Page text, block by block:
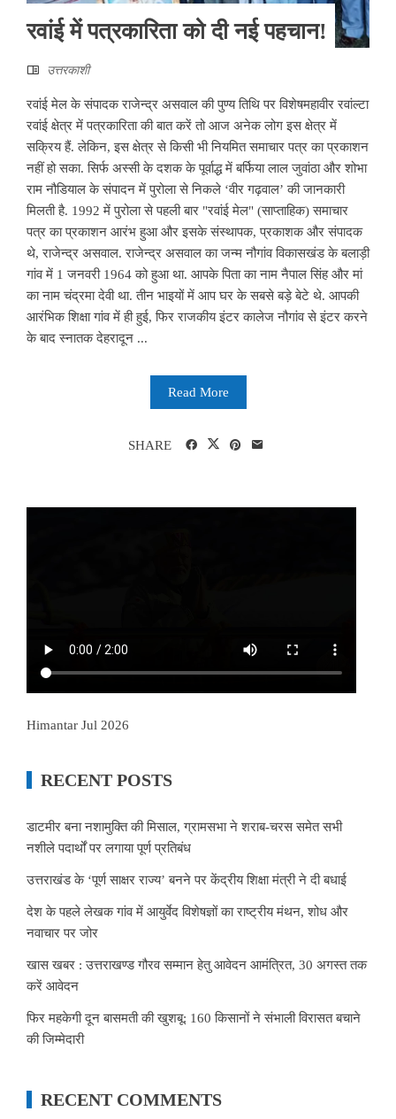
रवांई में पत्रकारिता को दी नई पहचान!
उत्तरकाशी
रवांई मेल के संपादक राजेन्द्र असवाल की पुण्य तिथि पर विशेषमहावीर रवांल्टा
रवांई क्षेत्र में पत्रकारिता की बात करें तो आज अनेक लोग इस क्षेत्र में
सक्रिय हैं. लेकिन, इस क्षेत्र से किसी भी नियमित समाचार पत्र का प्रकाशन
नहीं हो सका. सिर्फ अस्सी के दशक के पूर्वाद्ध में बर्फिया लाल जुवांठा और शोभा
राम नौडियाल के संपादन में पुरोला से निकले ‘वीर गढ़वाल’ की जानकारी
मिलती है. 1992 में पुरोला से पहली बार "रवांई मेल" (साप्ताहिक) समाचार
पत्र का प्रकाशन आरंभ हुआ और इसके संस्थापक, प्रकाशक और संपादक
थे, राजेन्द्र असवाल. राजेन्द्र असवाल का जन्म नौगांव विकासखंड के बलाड़ी
गांव में 1 जनवरी 1964 को हुआ था. आपके पिता का नाम नैपाल सिंह और मां
का नाम चंद्रमा देवी था. तीन भाइयों में आप घर के सबसे बड़े बेटे थे. आपकी
आरंभिक शिक्षा गांव में ही हुई, फिर राजकीय इंटर कालेज नौगांव से इंटर करने
के बाद स्नातक देहरादून ...
Read More
SHARE
Himantar Jul 2026
RECENT POSTS
डाटमीर बना नशामुक्ति की मिसाल, ग्रामसभा ने शराब-चरस समेत सभी
नशीले पदार्थों पर लगाया पूर्ण प्रतिबंध
उत्तराखंड के ‘पूर्ण साक्षर राज्य’ बनने पर केंद्रीय शिक्षा मंत्री ने दी बधाई
देश के पहले लेखक गांव में आयुर्वेद विशेषज्ञों का राष्ट्रीय मंथन, शोध और
नवाचार पर जोर
खास खबर : उत्तराखण्ड गौरव सम्मान हेतु आवेदन आमंत्रित, 30 अगस्त तक
करें आवेदन
फिर महकेगी दून बासमती की खुशबू: 160 किसानों ने संभाली विरासत बचाने
की जिम्मेदारी
RECENT COMMENTS